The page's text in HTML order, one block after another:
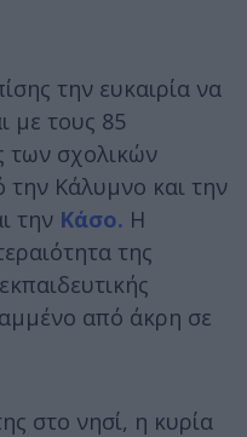
την ευκαιρία να
με τους 85
των σχολικών
Κάλυμνο και την
την Κάσο. Η
της
από άκρη σε
στο νησί, η κυρία